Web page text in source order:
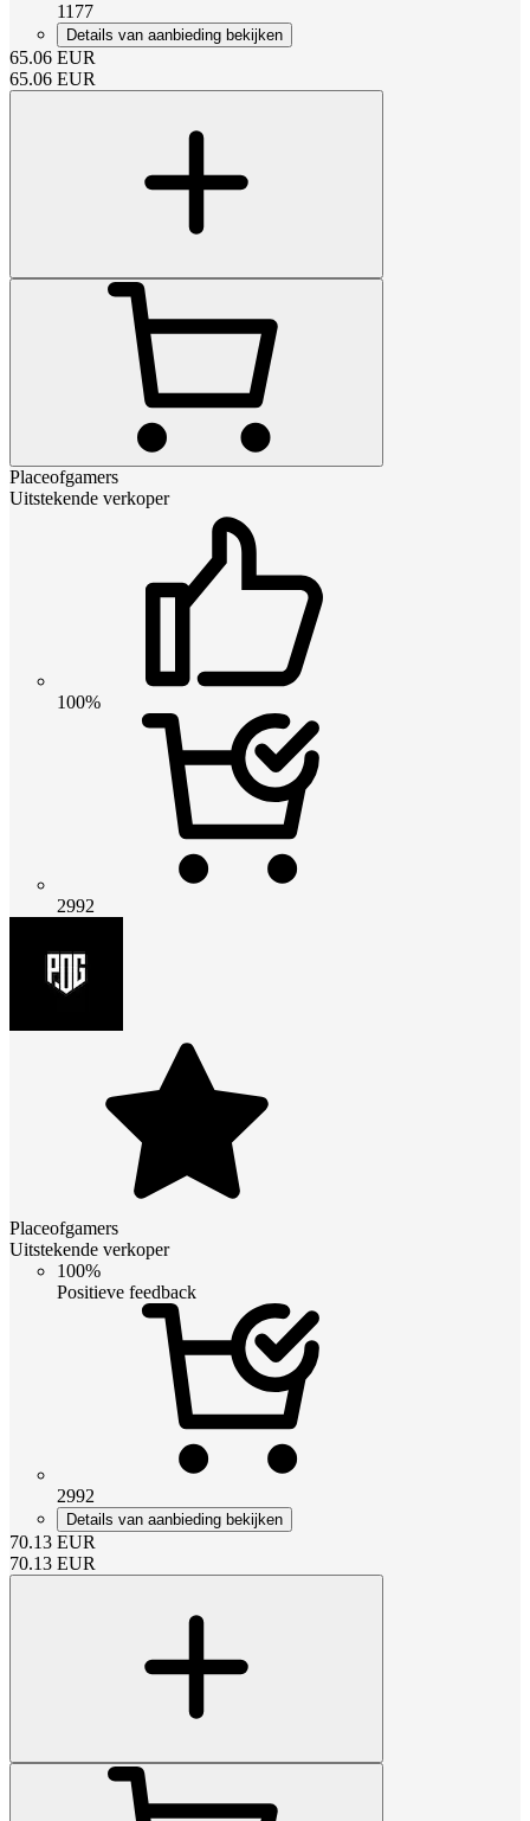
1177
Details van aanbieding bekijken
65.06 EUR
65.06 EUR
Placeofgamers
Uitstekende verkoper
100%
2992
Placeofgamers
Uitstekende verkoper
100%
Positieve feedback
2992
Details van aanbieding bekijken
70.13 EUR
70.13 EUR